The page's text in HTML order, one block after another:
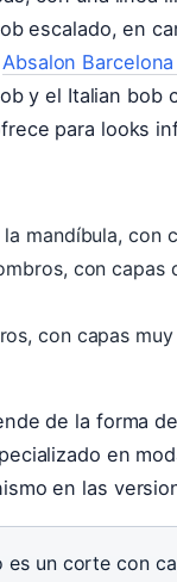
escalado, en
Absalon
y el Italian bob
para looks
mandíbula, con
con capas
con capas
de la forma
en
en las
es un corte con